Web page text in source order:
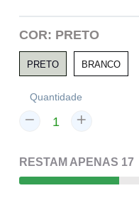
COR: PRETO
PRETO BRANCO
Quantidade
RESTAM APENAS 17